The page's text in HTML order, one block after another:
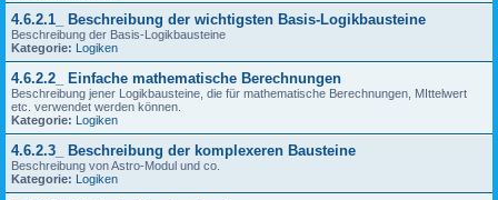
4.6.2.1_ Beschreibung der wichtigsten Basis-Logikbausteine
Beschreibung der Basis-Logikbausteine
Kategorie: Logiken
4.6.2.2_ Einfache mathematische Berechnungen
Beschreibung jener Logikbausteine, die für mathematische Berechnungen, MIttelwert
etc. verwendet werden können.
Kategorie: Logiken
4.6.2.3_ Beschreibung der komplexeren Bausteine
Beschreibung von Astro-Modul und co.
Kategorie: Logiken